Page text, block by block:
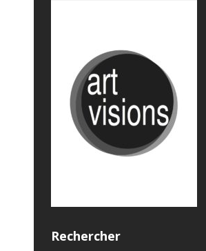
Rechercher